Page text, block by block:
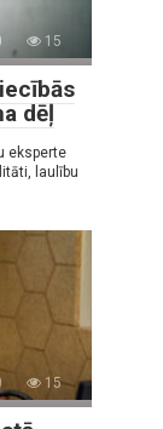
15
dēļ
eksperte
laulību
15